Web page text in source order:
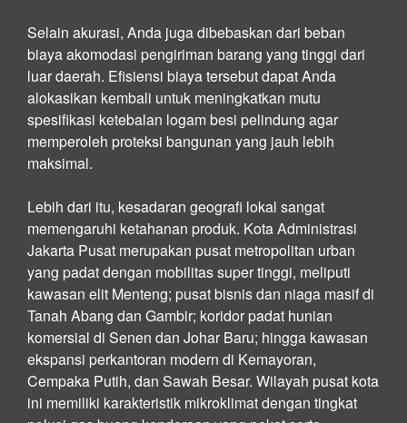
Selain akurasi, Anda juga dibebaskan dari beban
biaya akomodasi pengiriman barang yang tinggi dari
luar daerah. Efisiensi biaya tersebut dapat Anda
alokasikan kembali untuk meningkatkan mutu
spesifikasi ketebalan logam besi pelindung agar
memperoleh proteksi bangunan yang jauh lebih
maksimal.
Lebih dari itu, kesadaran geografi lokal sangat
memengaruhi ketahanan produk. Kota Administrasi
Jakarta Pusat merupakan pusat metropolitan urban
yang padat dengan mobilitas super tinggi, meliputi
kawasan elit Menteng; pusat bisnis dan niaga masif di
Tanah Abang dan Gambir; koridor padat hunian
komersial di Senen dan Johar Baru; hingga kawasan
ekspansi perkantoran modern di Kemayoran,
Cempaka Putih, dan Sawah Besar. Wilayah pusat kota
ini memiliki karakteristik mikroklimat dengan tingkat